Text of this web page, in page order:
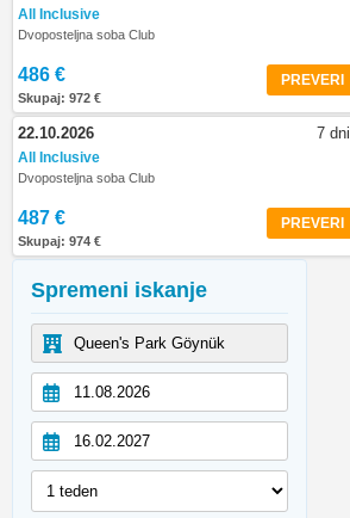
Spremeni iskanje
All Inclusive
Dvoposteljna soba Club
486 €
Skupaj: 972 €
PREVERI
22.10.2026 7 dni
All Inclusive
Dvoposteljna soba Club
487 €
Skupaj: 974 €
PREVERI